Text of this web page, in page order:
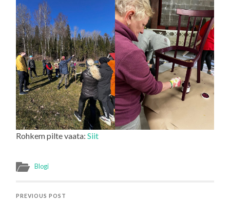
Rohkem pilte vaata:Siit
Blogi
PREVIOUS POST